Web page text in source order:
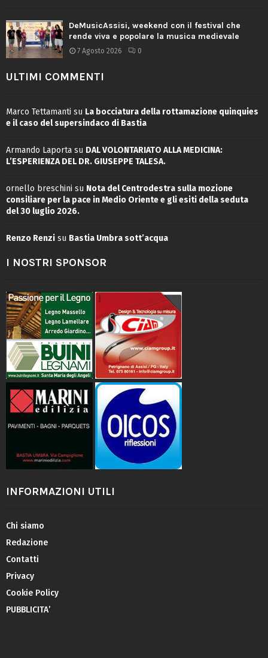
DeMusicAssisi, weekend con il festival che
rende viva e popolare la musica medievale
7 Agosto 2026 0
ULTIMI COMMENTI
Marco Tettamanti su La bocciatura della rottamazione quinquies
e il caso del supersindaco di Bastia
Armando Laporta su DAL VOLONTARIATO ALLA MEDICINA:
L’ESPERIENZA DEL DR. GIUSEPPE TALESA.
ornello breschini su Nota del Centrodestra sulla mozione
consiliare per la pace in Medio Oriente e gli esiti della seduta
del 30 luglio 2026.
Renzo Renzi su Bastia Umbra sott’acqua
I NOSTRI SPONSOR
INFORMAZIONI UTILI
Chi siamo
Redazione
Contatti
Privacy
Cookie Policy
PUBBLICITA’